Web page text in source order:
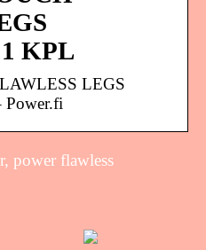
KPL
LEGS
power flawless